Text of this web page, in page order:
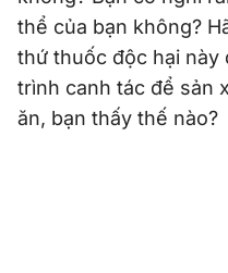
thể của bạn không?
thứ thuốc độc hại này
trình canh tác để sản
ăn, bạn thấy thế nào?